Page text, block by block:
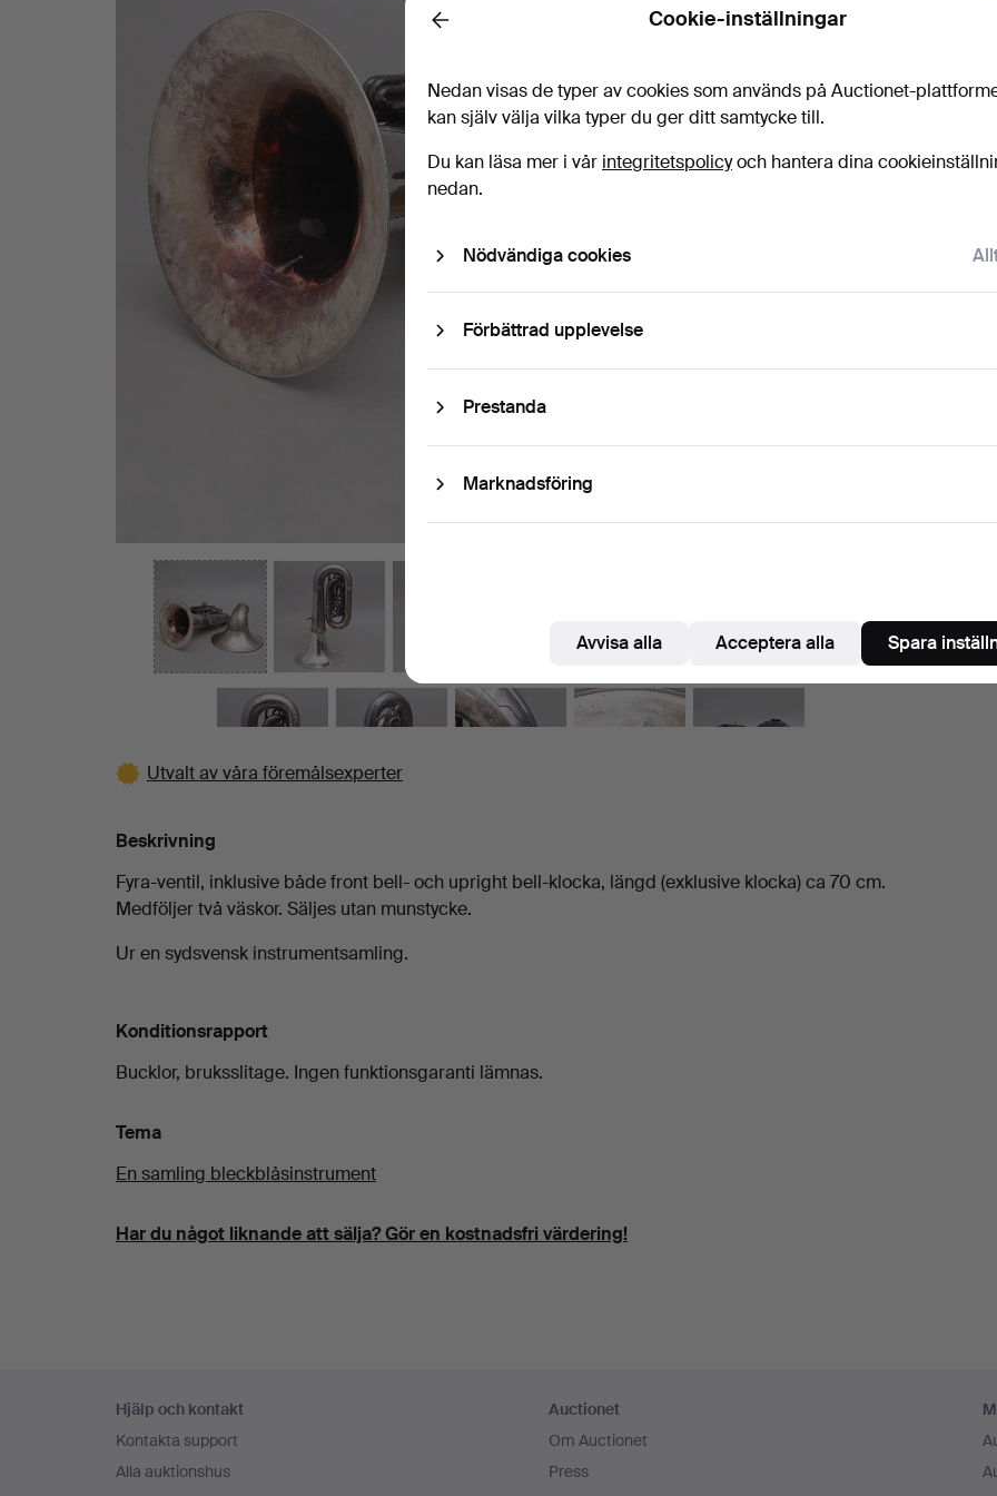
Utvalt av våra föremålsexperter
Beskrivning
Fyra-ventil, inklusive både front bell- och upright bell-klocka, längd (exklusive klocka) ca 70 cm.
Medföljer två väskor. Säljes utan munstycke.
Ur en sydsvensk instrumentsamling.
Konditionsrapport
Bucklor, bruksslitage. Ingen funktionsgaranti lämnas.
Tema
En samling bleckblåsinstrument
Har du något liknande att sälja? Gör en kostnadsfri värdering!
6
Hjälp och kontakt
Kontakta support
Alla auktionshus
Auctionet
Om Auctionet
Press
Back Cookie-inställningar
Nedan visas de typer av cookies som används på Auctionet-
kan själv välja vilka typer du ger ditt samtycke till.
Du kan läsa mer i vår integritetspolicyoch hantera dina
nedan.
Nödvändiga cookies
Förbättrad upplevelse
Prestanda
Marknadsföring
Avvisa alla Acceptera alla Spara